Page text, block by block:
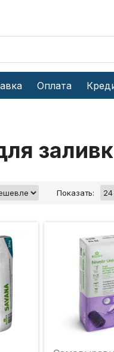
Оплата
Показать: